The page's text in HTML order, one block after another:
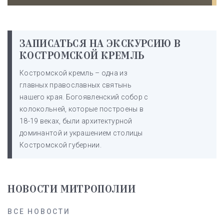
ЗАПИСАТЬСЯ НА ЭКСКУРСИЮ В
КОСТРОМСКОЙ КРЕМЛЬ
Костромской кремль – одна из
главных православных святынь
нашего края. Богоявленский собор с
колокольней, которые построены в
18-19 веках, были архитектурной
доминантой и украшением столицы
Костромской губернии.
НОВОСТИ МИТРОПОЛИИ
ВСЕ НОВОСТИ